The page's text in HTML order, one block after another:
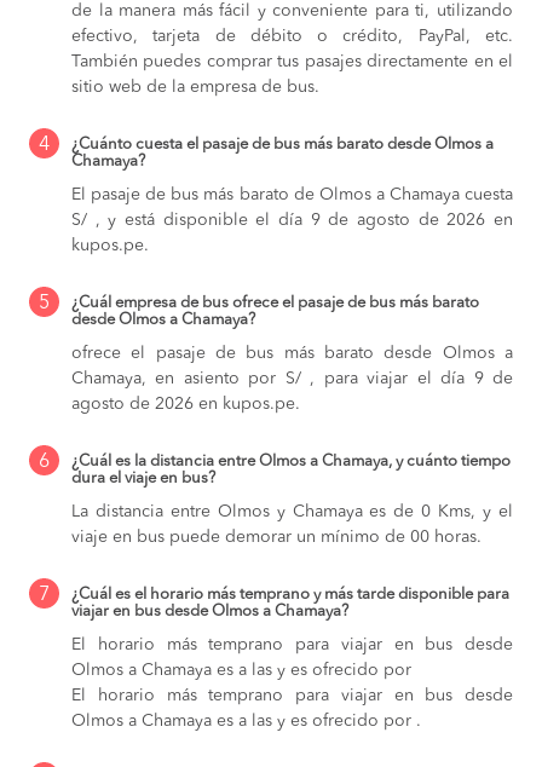
de la manera más fácil y conveniente para ti, utilizando
efectivo, tarjeta de débito o crédito, PayPal, etc.
También puedes comprar tus pasajes directamente en el
sitio web de la empresa de bus.
4
¿Cuánto cuesta el pasaje de bus más barato desde Olmos a
Chamaya?
El pasaje de bus más barato de Olmos a Chamaya cuesta
S/ , y está disponible el día 9 de agosto de 2026 en
kupos.pe.
5
¿Cuál empresa de bus ofrece el pasaje de bus más barato
desde Olmos a Chamaya?
ofrece el pasaje de bus más barato desde Olmos a
Chamaya, en asiento por S/ , para viajar el día 9 de
agosto de 2026 en kupos.pe.
6
¿Cuál es la distancia entre Olmos a Chamaya, y cuánto tiempo
dura el viaje en bus?
La distancia entre Olmos y Chamaya es de 0 Kms, y el
viaje en bus puede demorar un mínimo de 00 horas.
7
¿Cuál es el horario más temprano y más tarde disponible para
viajar en bus desde Olmos a Chamaya?
El horario más temprano para viajar en bus desde
Olmos a Chamaya es a las y es ofrecido por
El horario más temprano para viajar en bus desde
Olmos a Chamaya es a las y es ofrecido por .